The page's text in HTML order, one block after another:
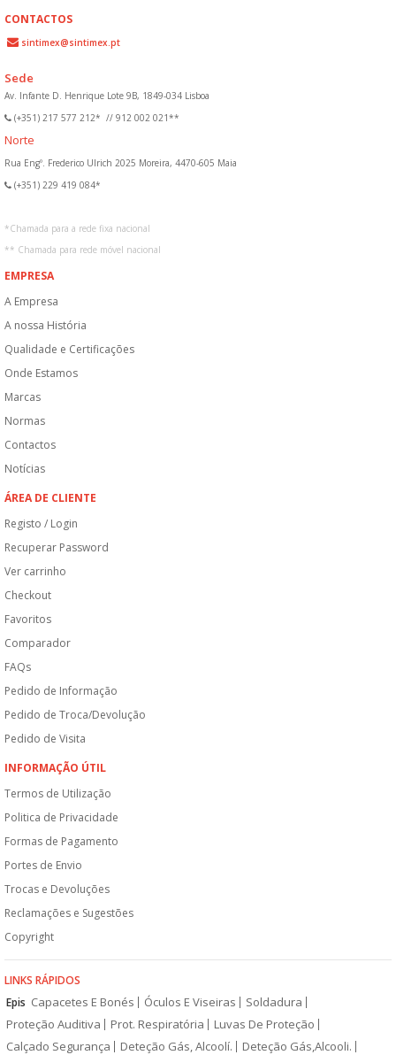
CONTACTOS
sintimex@sintimex.pt
Sede
Av. Infante D. Henrique Lote 9B, 1849-034 Lisboa
(+351) 217 577 212* // 912 002 021**
Norte
Rua Engº. Frederico Ulrich 2025 Moreira, 4470-605 Maia
(+351) 229 419 084*
*Chamada para a rede fixa nacional
** Chamada para rede móvel nacional
EMPRESA
A Empresa
A nossa História
Qualidade e Certificações
Onde Estamos
Marcas
Normas
Contactos
Notícias
ÁREA DE CLIENTE
Registo / Login
Recuperar Password
Ver carrinho
Checkout
Favoritos
Comparador
FAQs
Pedido de Informação
Pedido de Troca/Devolução
Pedido de Visita
INFORMAÇÃO ÚTIL
Termos de Utilização
Politica de Privacidade
Formas de Pagamento
Portes de Envio
Trocas e Devoluções
Reclamações e Sugestões
Copyright
LINKS RÁPIDOS
Epis Capacetes E Bonés Óculos E Viseiras
Soldadura
Proteção Auditiva
Prot. Respiratória
Luvas De Proteção
Calçado Segurança
Deteção Gás, Alcoolí.
Deteção Gás,Alcooli.